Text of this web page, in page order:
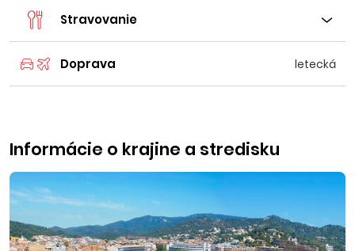
Stravovanie
Doprava letecká
Informácie o krajine a stredisku